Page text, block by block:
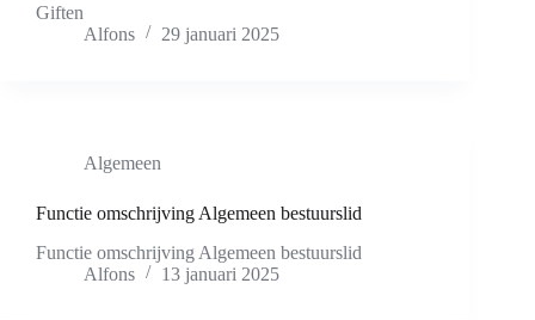
Giften
Alfons
29 januari 2025
Algemeen
Functie omschrijving Algemeen bestuurslid
Functie omschrijving Algemeen bestuurslid
Alfons
13 januari 2025